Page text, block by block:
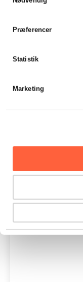
Præferencer
Statistik
Marketing